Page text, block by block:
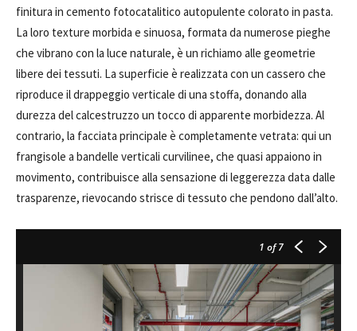
finitura in cemento fotocatalitico autopulente colorato in pasta.
La loro texture morbida e sinuosa, formata da numerose pieghe
che vibrano con la luce naturale, è un richiamo alle geometrie
libere dei tessuti. La superficie è realizzata con un cassero che
riproduce il drappeggio verticale di una stoffa, donando alla
durezza del calcestruzzo un tocco di apparente morbidezza. Al
contrario, la facciata principale è completamente vetrata: qui un
frangisole a bandelle verticali curvilinee, che quasi appaiono in
movimento, contribuisce alla sensazione di leggerezza data dalle
trasparenze, rievocando strisce di tessuto che pendono dall’alto.
1 of 7